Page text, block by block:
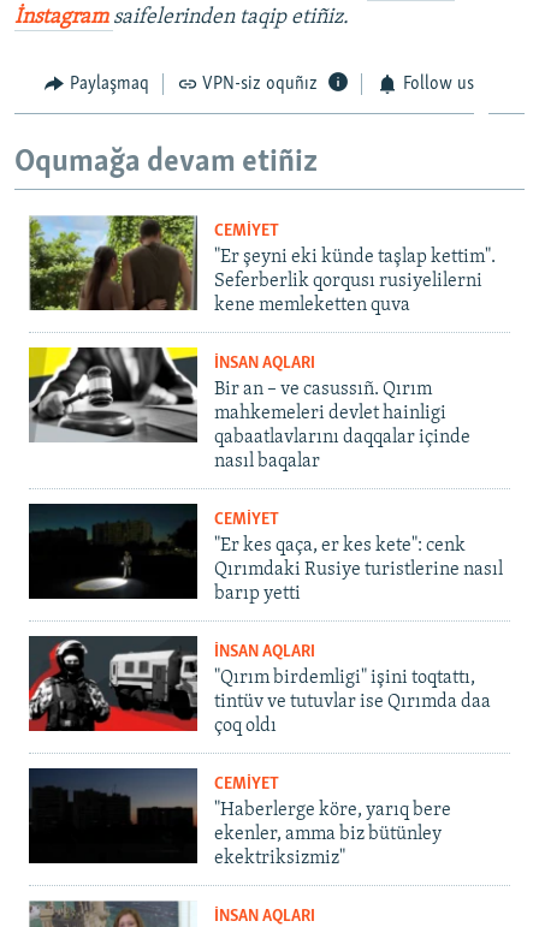
İnstagram saifelerinden taqip etiñiz.
Paylaşmaq VPN-siz oquñız Follow us
Oqumağa devam etiñiz
CEMİYET
"Er şeyni eki künde taşlap kettim".
Seferberlik qorqusı rusiyelilerni
kene memleketten quva
İNSAN AQLARI
Bir an – ve casussıñ. Qırım
mahkemeleri devlet hainligi
qabaatlavlarını daqqalar içinde
nasıl baqalar
CEMİYET
"Er kes qaça, er kes kete": cenk
Qırımdaki Rusiye turistlerine nasıl
barıp yetti
İNSAN AQLARI
"Qırım birdemligi" işini toqtattı,
tintüv ve tutuvlar ise Qırımda daa
çoq oldı
CEMİYET
"Haberlerge köre, yarıq bere
ekenler, amma biz bütünley
ekektriksizmiz"
İNSAN AQLARI